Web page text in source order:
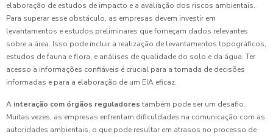
elaboração de estudos de impacto e a avaliação dos riscos ambientais.
Para superar esse obstáculo, as empresas devem investir em
levantamentos e estudos preliminares que forneçam dados relevantes
sobre a área. Isso pode incluir a realização de levantamentos topográficos,
estudos de fauna e flora, e análises de qualidade do solo e da água. Ter
acesso a informações confiáveis é crucial para a tomada de decisões
informadas e para a elaboração de um EIA eficaz.
A interação com órgãos reguladores também pode ser um desafio.
Muitas vezes, as empresas enfrentam dificuldades na comunicação com as
autoridades ambientais, o que pode resultar em atrasos no processo de